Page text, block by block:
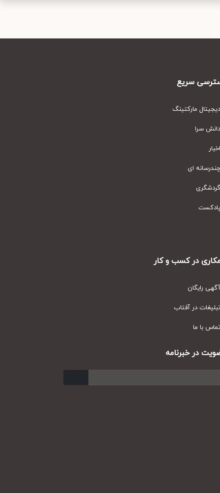
سریع
مارکتینگ
سرا
ای
در کسب و کار
رایگان
در آفتاب
با ما
در خبرنامه